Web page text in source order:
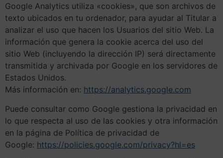
Google Analytics utiliza «cookies», que son archivos de
texto ubicados en tu ordenador, para ayudar al Titular a
analizar el uso que hacen los Usuarios del sitio Web. La
información que genera la cookie acerca del uso del
sitio Web (incluyendo la dirección IP) será directamente
transmitida y archivada por Google en los servidores de
Estados Unidos.
Más información en: https://analytics.google.com
Puede consultar como Google gestiona la privacidad en
lo que respecta al uso de las cookies y otra información
en la página de Política de privacidad de
Google: https://policies.google.com/privacy?hl=es